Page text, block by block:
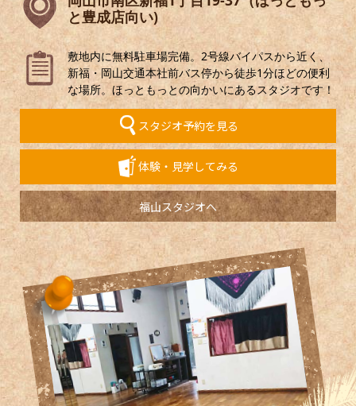
と豊成店向い)
敷地内に無料駐車場完備。2号線バイパスから近く、
新福・岡山交通本社前バス停から徒歩1分ほどの便利
な場所。ほっともっとの向かいにあるスタジオです！
スタジオ予約を見る
体験・見学してみる
福山スタジオへ